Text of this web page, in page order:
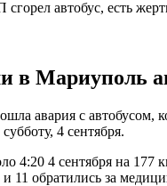
Мариуполь
авария с автобусом,
4 сентября.
4:20 4 сентября на 177
11 обратились за